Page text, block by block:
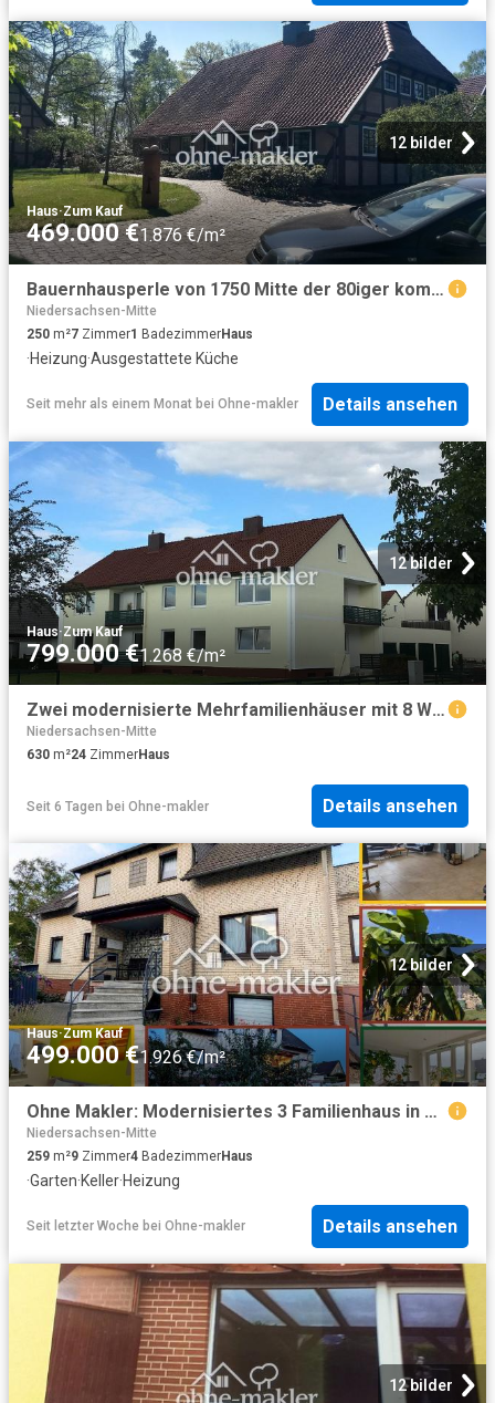
12 bilder
Haus·Zum Kauf
469.000 €1.876 €/m²
Bauernhausperle von 1750 Mitte der 80iger komplett saniert
Niedersachsen-Mitte
250 m²7 Zimmer1 BadezimmerHaus
·Heizung·Ausgestattete Küche
Seit mehr als einem Monat bei Ohne-makler Details ansehen
12 bilder
Haus·Zum Kauf
799.000 €1.268 €/m²
Zwei modernisierte Mehrfamilienhäuser mit 8 WE – Paket oder Einzelverkauf
Niedersachsen-Mitte
630 m²24 ZimmerHaus
Seit 6 Tagen bei Ohne-makler Details ansehen
12 bilder
Haus·Zum Kauf
499.000 €1.926 €/m²
Ohne Makler: Modernisiertes 3 Familienhaus in Bordenau nahe Wald
Niedersachsen-Mitte
259 m²9 Zimmer4 BadezimmerHaus
·Garten·Keller·Heizung
Seit letzter Woche bei Ohne-makler Details ansehen
12 bilder